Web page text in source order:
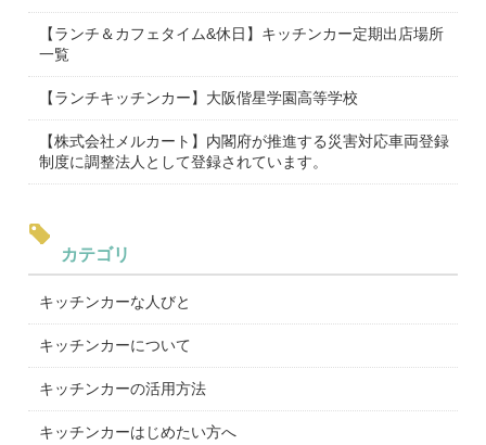
【ランチ＆カフェタイム&休日】キッチンカー定期出店場所
一覧
【ランチキッチンカー】大阪偕星学園高等学校
【株式会社メルカート】内閣府が推進する災害対応車両登録
制度に調整法人として登録されています。
カテゴリ
キッチンカーな人びと
キッチンカーについて
キッチンカーの活用方法
キッチンカーはじめたい方へ